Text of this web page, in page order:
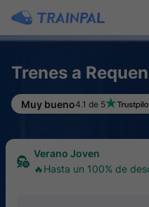
Trenes a
Muy bueno4.1 de 5
Verano Joven
🔥Hasta un 100% de